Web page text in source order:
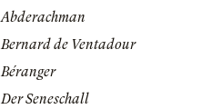
Abderachman
Bernard de Ventadour
Béranger
Der Seneschall